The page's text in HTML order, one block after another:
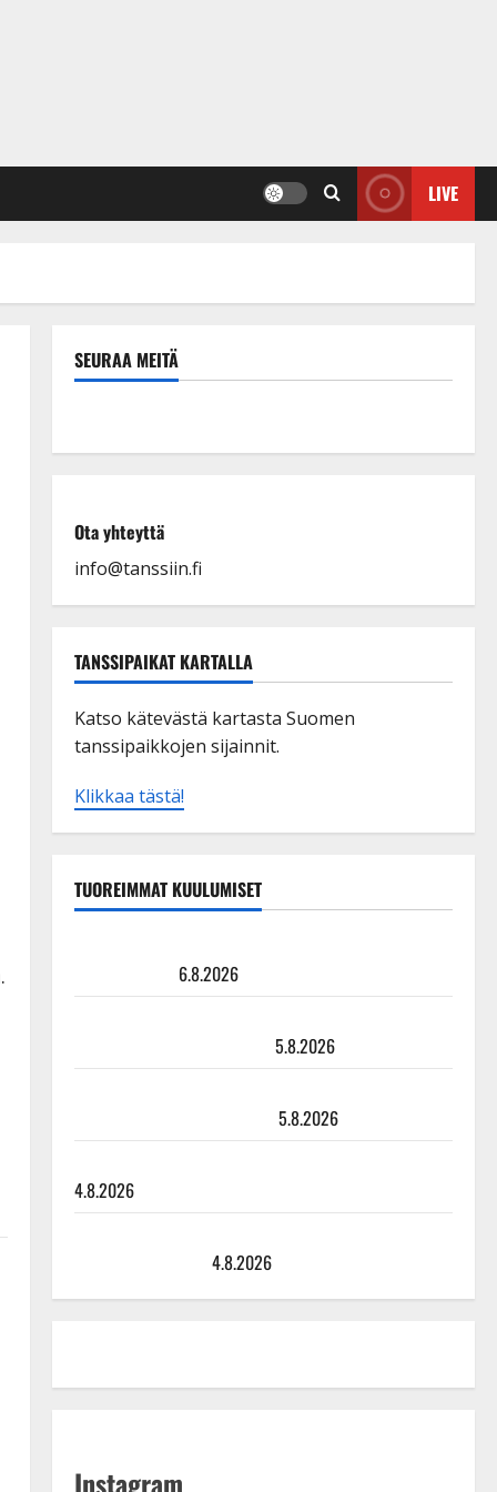
LIVE
SEURAA MEITÄ
Ota yhteyttä
info@tanssiin.fi
TANSSIPAIKAT KARTALLA
Katso kätevästä kartasta Suomen
tanssipaikkojen sijainnit.
Klikkaa tästä!
TUOREIMMAT KUULUMISET
6.8.2026
5.8.2026
5.8.2026
4.8.2026
4.8.2026
Instagram